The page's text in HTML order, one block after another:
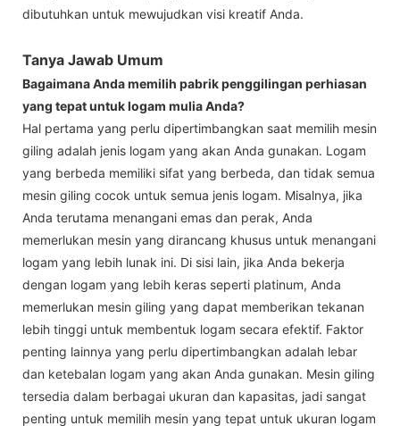
dibutuhkan untuk mewujudkan visi kreatif Anda.
Tanya Jawab Umum
Bagaimana Anda memilih pabrik penggilingan perhiasan
yang tepat untuk logam mulia Anda?
Hal pertama yang perlu dipertimbangkan saat memilih mesin
giling adalah jenis logam yang akan Anda gunakan. Logam
yang berbeda memiliki sifat yang berbeda, dan tidak semua
mesin giling cocok untuk semua jenis logam. Misalnya, jika
Anda terutama menangani emas dan perak, Anda
memerlukan mesin yang dirancang khusus untuk menangani
logam yang lebih lunak ini. Di sisi lain, jika Anda bekerja
dengan logam yang lebih keras seperti platinum, Anda
memerlukan mesin giling yang dapat memberikan tekanan
lebih tinggi untuk membentuk logam secara efektif. Faktor
penting lainnya yang perlu dipertimbangkan adalah lebar
dan ketebalan logam yang akan Anda gunakan. Mesin giling
tersedia dalam berbagai ukuran dan kapasitas, jadi sangat
penting untuk memilih mesin yang tepat untuk ukuran logam